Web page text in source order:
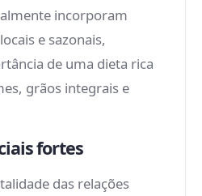
incorporam
e sazonais,
de uma dieta rica
grãos integrais e
fortes
das relações